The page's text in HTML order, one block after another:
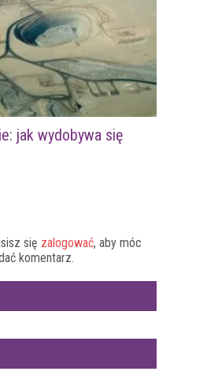
jak wydobywa się
się zalogować, aby móc
komentarz.